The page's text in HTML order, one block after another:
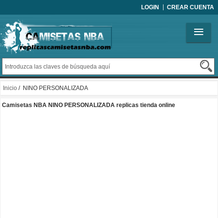
LOGIN CREAR CUENTA
Inicio / NINO PERSONALIZADA
Camisetas NBA NINO PERSONALIZADA replicas tienda online